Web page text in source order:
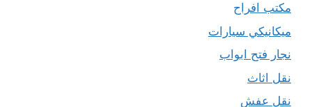
مكتب افراح
ميكانيكي سيارات
نجار فتح ابواب
نقل اثاث
نقل عفش